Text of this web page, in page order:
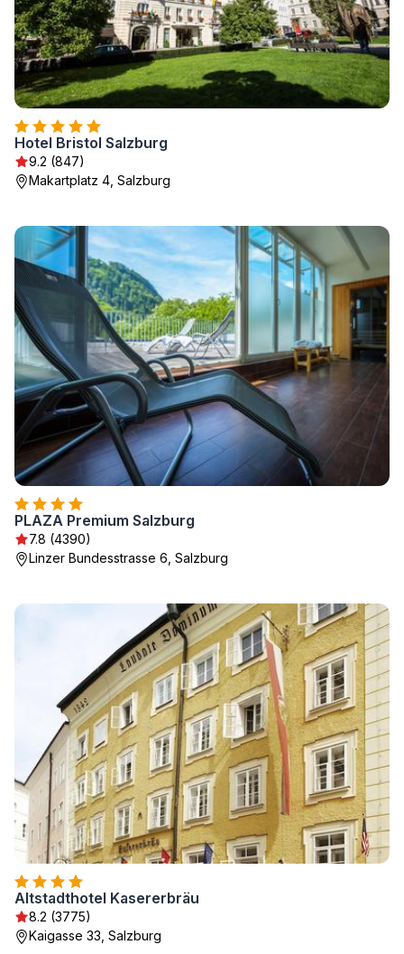
Hotel Bristol Salzburg
9.2 (847)
Makartplatz 4, Salzburg
PLAZA Premium Salzburg
7.8 (4390)
Linzer Bundesstrasse 6, Salzburg
Altstadthotel Kasererbräu
8.2 (3775)
Kaigasse 33, Salzburg